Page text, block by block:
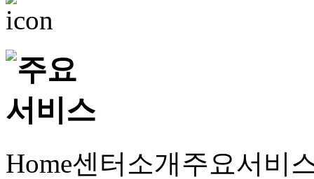
Home센터소개주요서비